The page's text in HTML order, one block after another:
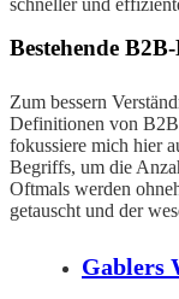
schneller und
Bestehende
Zum bessern
Definitionen von
fokussiere mich hier
Begriffs, um die
Oftmals werden
getauscht und der
Gablers